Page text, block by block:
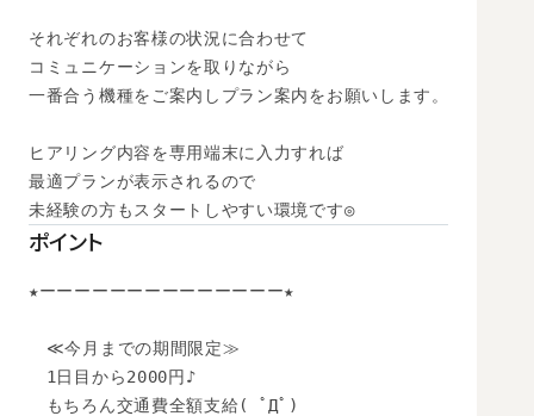
それぞれのお客様の状況に合わせて
コミュニケーションを取りながら
一番合う機種をご案内しプラン案内をお願いします。
ヒアリング内容を専用端末に入力すれば
最適プランが表示されるので
未経験の方もスタートしやすい環境です◎
ポイント
★ーーーーーーーーーーーーーー★
≪今月までの期間限定≫
1日目から2000円♪
もちろん交通費全額支給( ﾟДﾟ)